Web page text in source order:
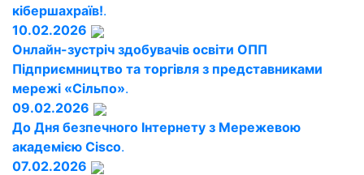
кібершахраїв!.
10.02.2026
Онлайн-зустріч здобувачів освіти ОПП
Підприємництво та торгівля з представниками
мережі «Сільпо».
09.02.2026
До Дня безпечного Інтернету з Мережевою
академією Cisco.
07.02.2026